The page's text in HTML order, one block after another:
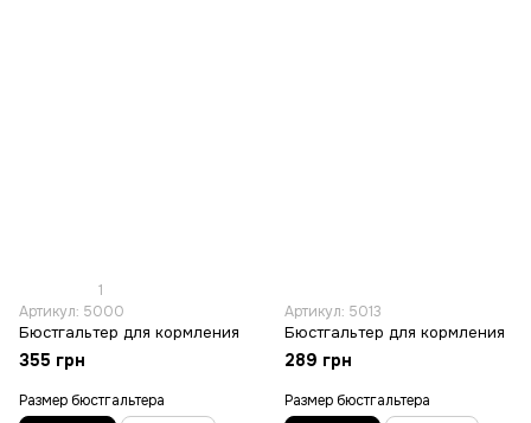
1
Артикул: 5000
Бюстгальтер для кормления
355 грн
Размер бюстгальтера
Артикул: 5013
Бюстгальтер для кормления
289 грн
Размер бюстгальтера